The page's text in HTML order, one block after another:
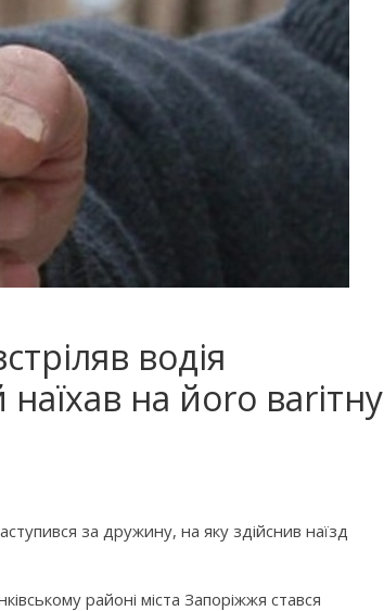
водія
на йоrо ваrітну
за дружину, на яку здійснив наїзд
районі міста Запоріжжя стався